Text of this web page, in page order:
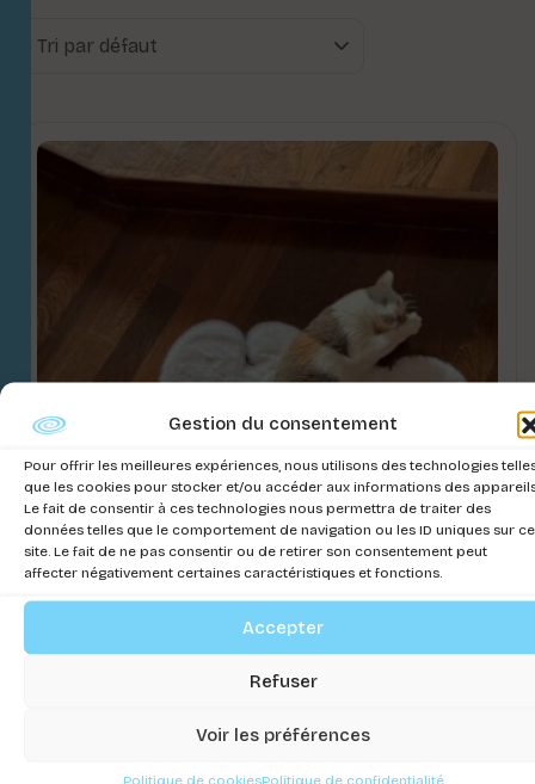
Gestion du consentement
Pour offrir les meilleures expériences, nous utilisons des technologies
que les cookies pour stocker et/ou accéder aux informations des
Le fait de consentir à ces technologies nous permettra de traiter des
données telles que le comportement de navigation ou les ID uniques sur ce
site. Le fait de ne pas consentir ou de retirer son consentement peut
affecter négativement certaines caractéristiques et fonctions.
Accepter
Refuser
Voir les préférences
Politique de cookiesPolitique de confidentialité
TAPIS POLAR BEAR 60X80 CM
Connectez-vous pour voir les prix